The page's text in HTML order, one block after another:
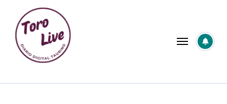
contenido